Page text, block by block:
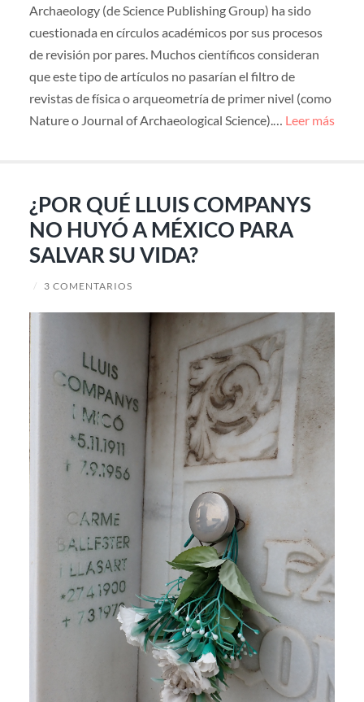
Archaeology (de Science Publishing Group) ha sido
cuestionada en círculos académicos por sus procesos
de revisión por pares. Muchos científicos consideran
que este tipo de artículos no pasarían el filtro de
revistas de física o arqueometría de primer nivel (como
Nature o Journal of Archaeological Science).… Leer más
¿POR QUÉ LLUIS COMPANYS
NO HUYÓ A MÉXICO PARA
SALVAR SU VIDA?
/ 3 COMENTARIOS